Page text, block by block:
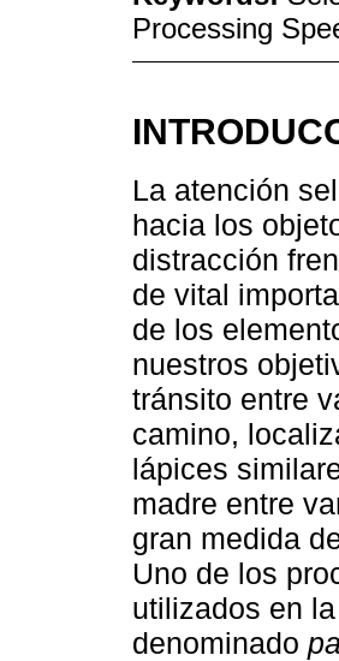
Processing
La atención
hacia los
distracción
de vital
de los
nuestros
tránsito entre
camino,
lápices
madre entre
gran medida
Uno de los
utilizados en
denominado